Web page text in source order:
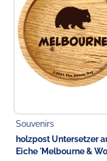
Auch als retro
Kleinteile gerne
keine Grenzen
So schützen sie
Flecken, sondern
denPrimaKlima
von Wäldern.
Souvenirs
holzpost Untersetzer
Eiche 'Melbourne &